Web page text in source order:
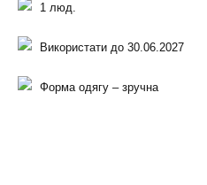
1 люд.
Використати до 30.06.2027
Форма одягу – зручна